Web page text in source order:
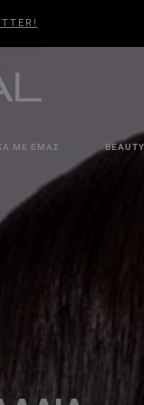
ΜΕ ΕΜΆΣ